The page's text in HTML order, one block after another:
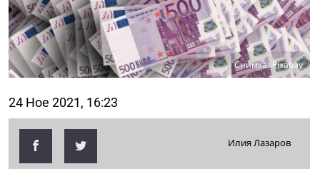
Снимка: Pixabay
24 Ное 2021, 16:23
Илия Лазаров